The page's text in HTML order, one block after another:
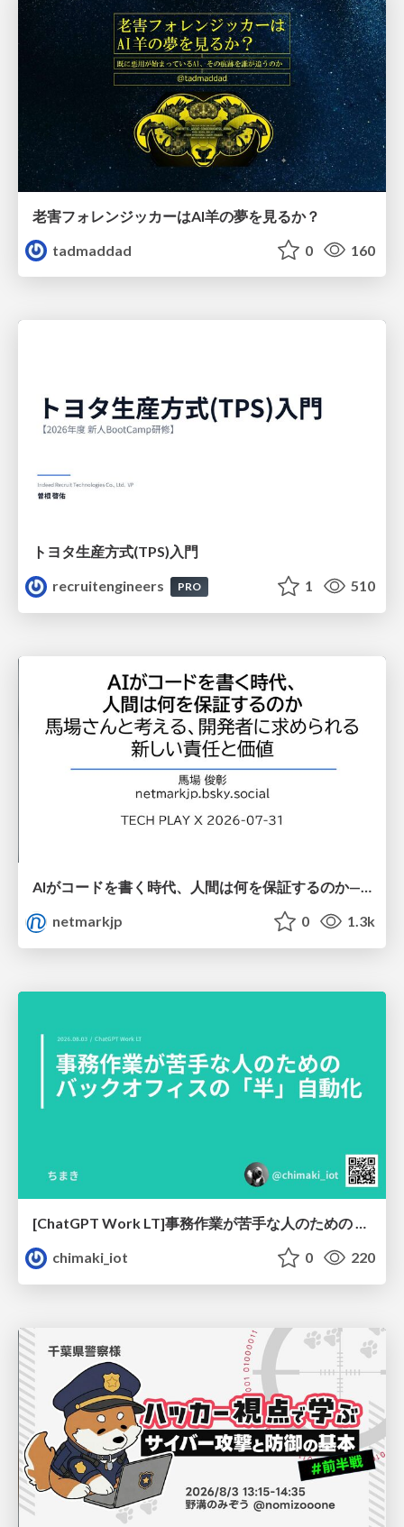
老害フォレンジッカーはAI羊の夢を見るか？
tadmaddad
0 160
トヨタ⽣産⽅式(TPS)⼊⾨
recruitengineers
PRO 1 510
AIがコードを書く時代、人間は何を保証するのか———馬場さんと考える、開発者に求められる新しい責任と価値 - TECH PLAY
netmarkjp
0 1.3k
chimaki_iot
0 220